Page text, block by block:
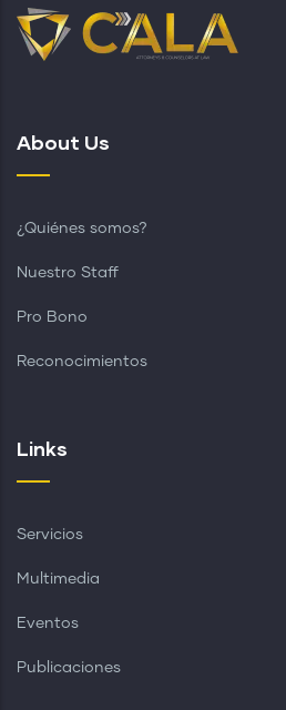
About Us
¿Quiénes somos?
Nuestro Staff
Pro Bono
Reconocimientos
Links
Servicios
Multimedia
Eventos
Publicaciones